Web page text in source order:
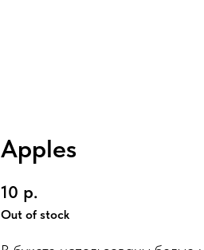
Apples
10 р.
Out of stock